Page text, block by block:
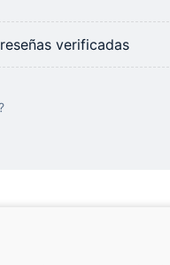
verificadas